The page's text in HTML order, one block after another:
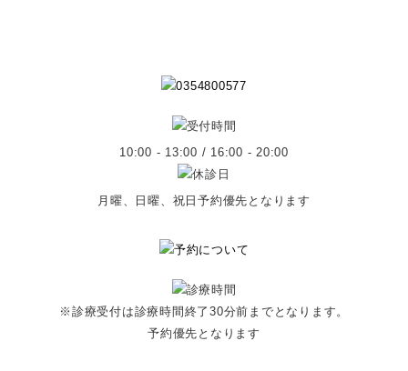
10:00 - 13:00 / 16:00 - 20:00
月曜、日曜、祝日予約優先となります
※診療受付は診療時間終了30分前までとなります。
予約優先となります